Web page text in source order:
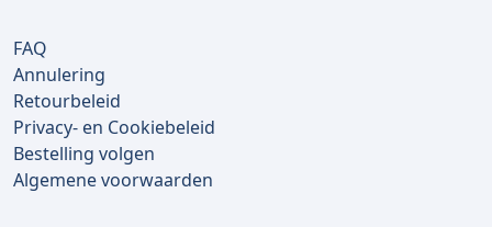
FAQ
Annulering
Retourbeleid
Privacy- en Cookiebeleid
Bestelling volgen
Algemene voorwaarden